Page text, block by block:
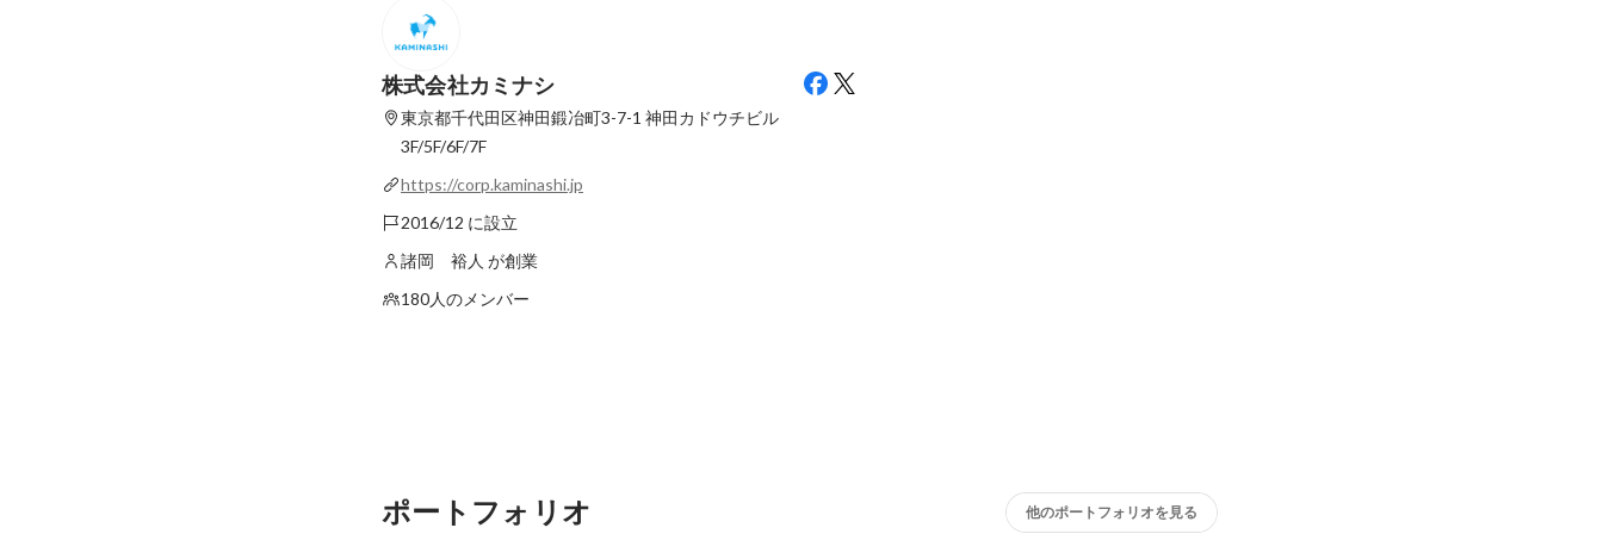
株式会社カミナシ
東京都千代田区神田鍛冶町3-7-1 神田カドウチビル
3F/5F/6F/7F
https://corp.kaminashi.jp
2016/12 に設立
諸岡 裕人 が創業
180人のメンバー
ポートフォリオ 他のポートフォリオを見る